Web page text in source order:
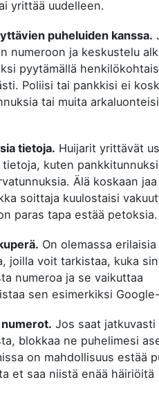
yrittää uudelleen.
puheluiden kanssa.
numeroon ja keskustelu
pyytämällä
Poliisi tai pankkisi ei
tai muita
tietoja. Huijarit yrittävät
kuten
Älä koskaan
soittaja kuulostaisi
paras tapa estää petoksia.
On olemassa erilaisia
joilla voit tarkistaa, kuka
numeroa ja se vaikuttaa
sen esimerkiksi
Jos saat jatkuvasti
blokkaa ne puhelimesi
on mahdollisuus estää
et saa niistä enää häiriöitä